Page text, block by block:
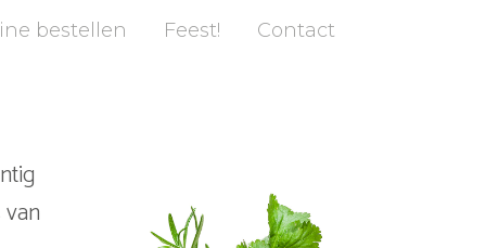
bestellen Feest! Contact